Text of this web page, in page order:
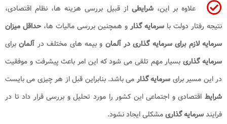
علاوه بر این،شرایطی از قبیل بررسی هزینه ها، نظام اقتصادی،
نتیجه رفتار دولت با سرمایه گذارو همچنین بررسی مالیات ها،حداقل میزان
سرمایه لازم برای سرمایه گذاری در آلمان​ و بیمه های مختلف در آلمانبرای
سرمایه گذاریبسیار مهم تلقی می شود که این امر باعث پیشرفت و موفقیت
در این مسیر برای سرمایه گذارمی باشد. بنابراین قبل از هر چیزی می بایست
شرایط اقتصادی و اجتماعی این کشور را مورد تحلیل و بررسی قرار داد تا در
فرایندسرمایه گذاریمشکلی ایجاد نشود.